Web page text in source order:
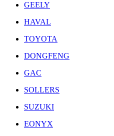
GEELY
HAVAL
TOYOTA
DONGFENG
GAC
SOLLERS
SUZUKI
EONYX